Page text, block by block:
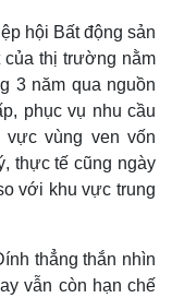
hội Bất động sản
của thị trường nằm
3 năm qua nguồn
phục vụ nhu cầu
vùng ven vốn
thực tế cũng ngày
với khu vực trung
thẳng thắn nhìn
vẫn còn hạn chế